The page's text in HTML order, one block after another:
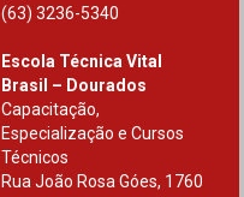
(63) 3236-5340
Escola Técnica Vital
Brasil – Dourados
Capacitação,
Especialização e Cursos
Técnicos
Rua João Rosa Góes, 1760